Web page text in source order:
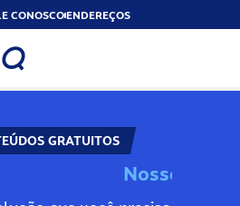
CONOSCOENDEREÇOS
GRATUITOS
Nosso